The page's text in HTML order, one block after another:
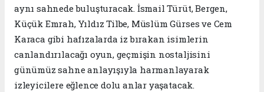
aynı sahnede buluşturacak. İsmail Türüt, Bergen,
Küçük Emrah, Yıldız Tilbe, Müslüm Gürses ve Cem
Karaca gibi hafızalarda iz bırakan isimlerin
canlandırılacağı oyun, geçmişin nostaljisini
günümüz sahne anlayışıyla harmanlayarak
izleyicilere eğlence dolu anlar yaşatacak.